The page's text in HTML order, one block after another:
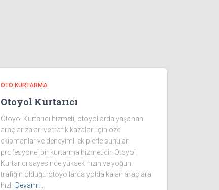
OTO KURTARMA
Otoyol Kurtarıcı
Otoyol Kurtarıcı hizmeti, otoyollarda yaşanan
araç arızaları ve trafik kazaları için özel
ekipmanlar ve deneyimli ekiplerle sunulan
profesyonel bir kurtarma hizmetidir. Otoyol
Kurtarıcı sayesinde yüksek hızın ve yoğun
trafiğin olduğu otoyollarda yolda kalan araçlara
hızlı Devamı…